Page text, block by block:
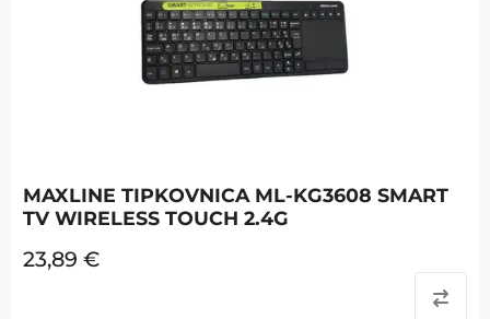
MAXLINE TIPKOVNICA ML-KG3608 SMART
TV WIRELESS TOUCH 2.4G
23,89 €